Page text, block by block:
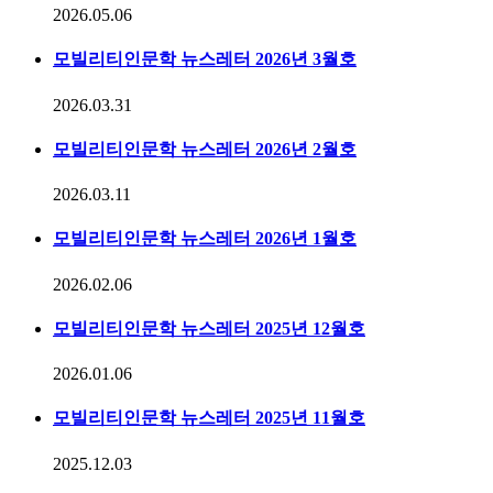
2026.05.06
모빌리티인문학 뉴스레터 2026년 3월호
2026.03.31
모빌리티인문학 뉴스레터 2026년 2월호
2026.03.11
모빌리티인문학 뉴스레터 2026년 1월호
2026.02.06
모빌리티인문학 뉴스레터 2025년 12월호
2026.01.06
모빌리티인문학 뉴스레터 2025년 11월호
2025.12.03